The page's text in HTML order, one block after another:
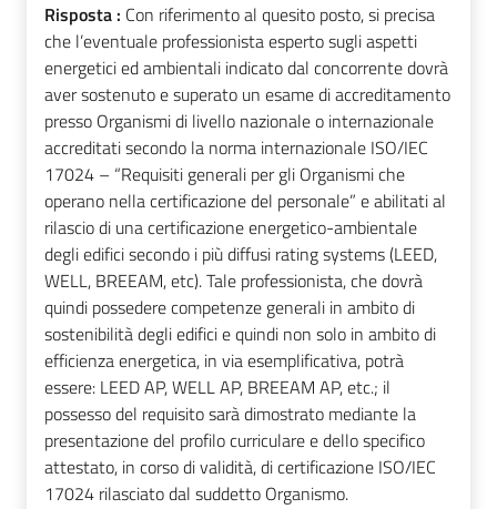
Risposta : Con riferimento al quesito posto, si precisa
che l’eventuale professionista esperto sugli aspetti
energetici ed ambientali indicato dal concorrente dovrà
aver sostenuto e superato un esame di accreditamento
presso Organismi di livello nazionale o internazionale
accreditati secondo la norma internazionale ISO/IEC
17024 – “Requisiti generali per gli Organismi che
operano nella certificazione del personale” e abilitati al
rilascio di una certificazione energetico-ambientale
degli edifici secondo i più diffusi rating systems (LEED,
WELL, BREEAM, etc). Tale professionista, che dovrà
quindi possedere competenze generali in ambito di
sostenibilità degli edifici e quindi non solo in ambito di
efficienza energetica, in via esemplificativa, potrà
essere: LEED AP, WELL AP, BREEAM AP, etc.; il
possesso del requisito sarà dimostrato mediante la
presentazione del profilo curriculare e dello specifico
attestato, in corso di validità, di certificazione ISO/IEC
17024 rilasciato dal suddetto Organismo.